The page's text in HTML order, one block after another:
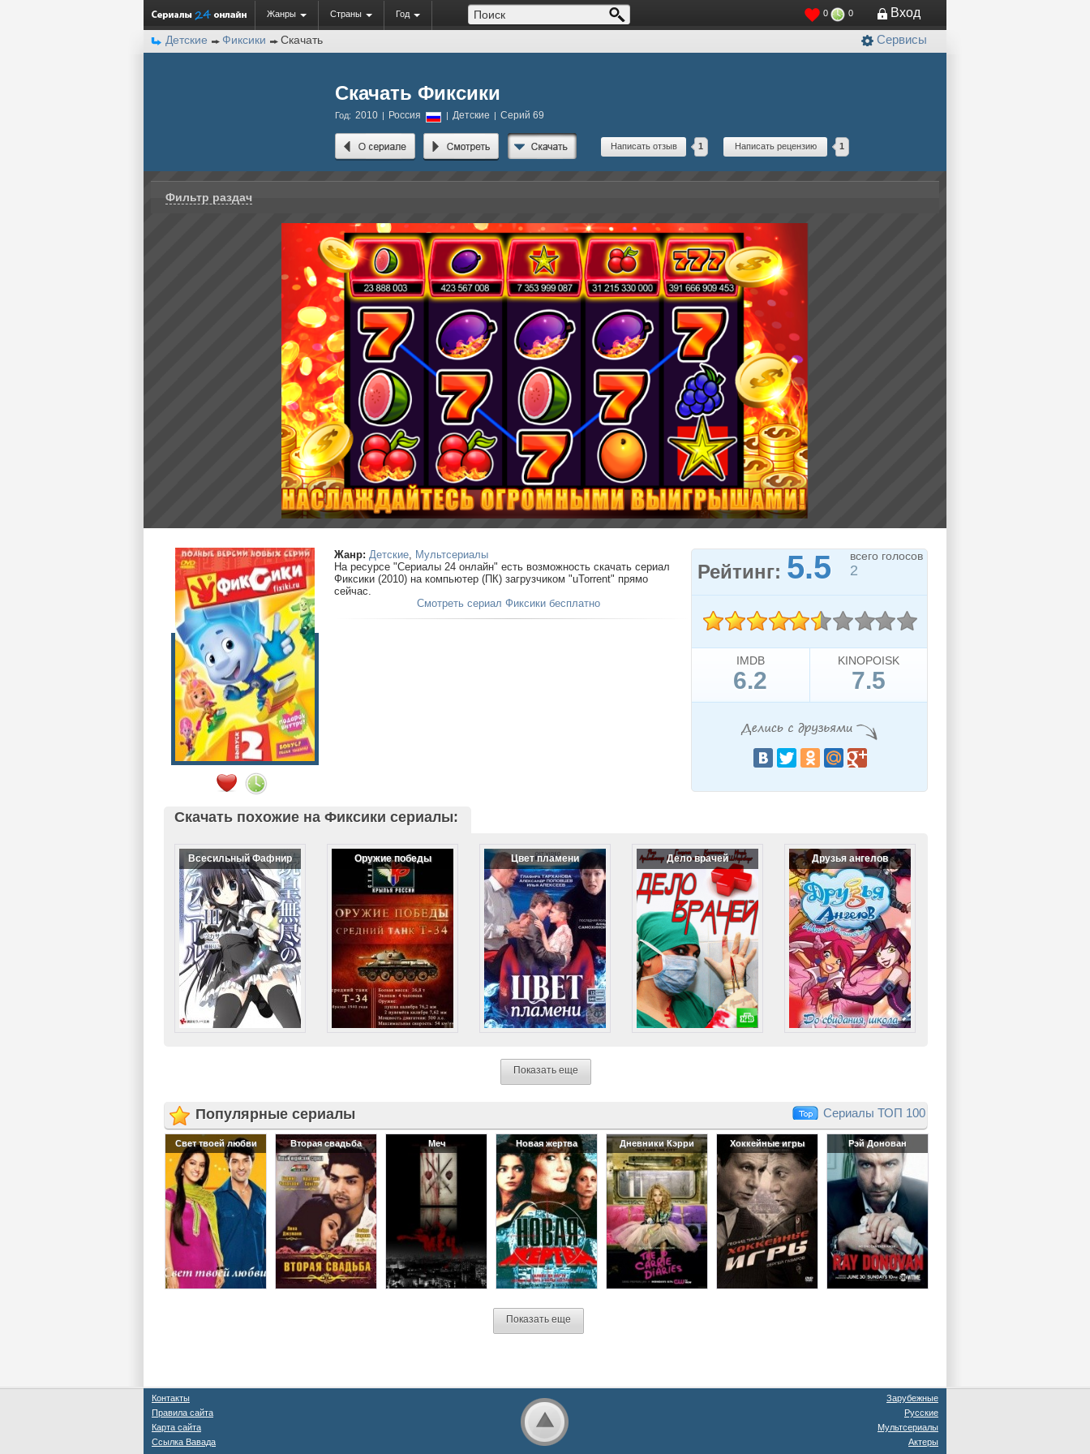
Сервисы
Детские Фиксики Скачать
Жанры Страны Год 0 0 Вход
Скачать Фиксики
Год: 2010 | Россия | Детские | Серий 69
Написать отзыв 1 Написать рецензию 1
Фильтр раздач
Рейтинг: 5.5 всего голосов
2
IMDB
6.2
KINOPOISK
7.5
Жанр: Детские, Мультсериалы
На ресурсе "Сериалы 24 онлайн" есть возможность скачать сериал
Фиксики (2010) на компьютер (ПК) загрузчиком "uTorrent" прямо
сейчас.
Смотреть сериал Фиксики бесплатно
Скачать похожие на Фиксики сериалы:
Всесильный Фафнир Оружие победы Цвет пламени Дело врачей Друзья ангелов
Показать еще
Популярные сериалы Сериалы ТОП 100
Свет твоей любви Вторая свадьба Меч Новая жертва Дневники Кэрри Хоккейные игры Рэй Донован
Показать еще
Контакты
Правила сайта
Карта сайта
Ссылка Вавада
Зарубежные
Русские
Мультсериалы
Актеры